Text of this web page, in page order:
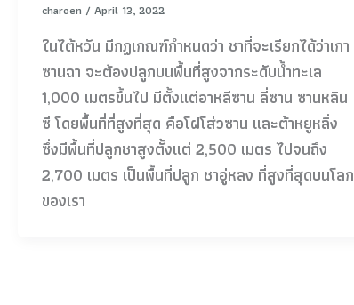
charoen / April 13, 2022
ในไต้หวัน มีกฏเกณฑ์กำหนดว่า ชาที่จะเรียกได้ว่าเกา
ซานฉา จะต้องปลูกบนพื้นที่สูงจากระดับน้ำทะเล
1,000 เมตรขึ้นไป มีตั้งแต่อาหลีซาน ลี่ซาน ซานหลิน
ซี โดยพื้นที่ที่สูงที่สุด คือโฝโส่วซาน และต้าหยูหลิ่ง
ซึ่งมีพื้นที่ปลูกชาสูงตั้งแต่ 2,500 เมตร ไปจนถึง
2,700 เมตร เป็นพื้นที่ปลูก ชาอู่หลง ที่สูงที่สุดบนโลก
ของเรา